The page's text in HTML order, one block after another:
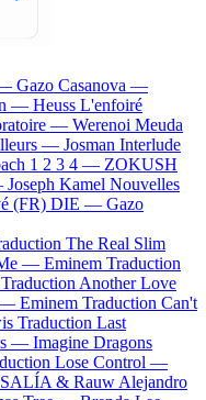
Gazo Casanova —
— Heuss L'enfoiré
— Werenoi Meuda
— Josman Interlude
1 2 3 4 — ZOKUSH
Joseph Kamel Nouvelles
(FR) DIE — Gazo
The Real Slim
— Eminem Traduction
Traduction Another Love
— Eminem Traduction Can't
Traduction Last
— Imagine Dragons
Lose Control —
& Rauw Alejandro